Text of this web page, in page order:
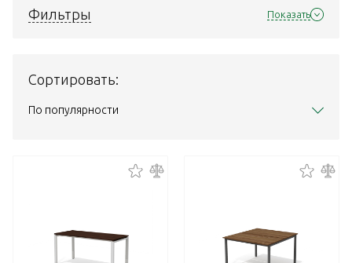
Фильтры Показать
Сортировать:
По популярности